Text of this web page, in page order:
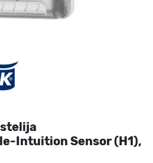
Intuition Sensor (H1),